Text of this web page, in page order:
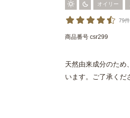
オイリー
79件
商品番号 csr299
天然由来成分のため
います。ご了承くだ